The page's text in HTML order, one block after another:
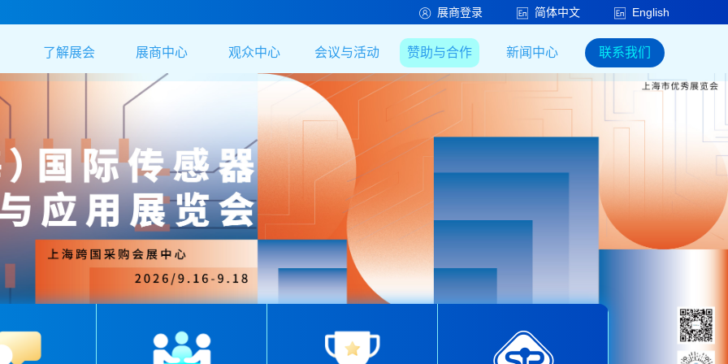
展商登录 简体中文 English
了解展会 展商中心 观众中心 会议与活动 赞助与合作 新闻中心 联系我们